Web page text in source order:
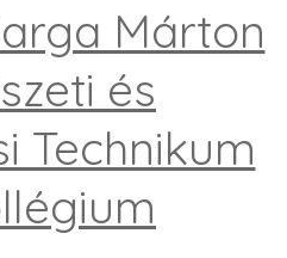
Márton
és
Technikum